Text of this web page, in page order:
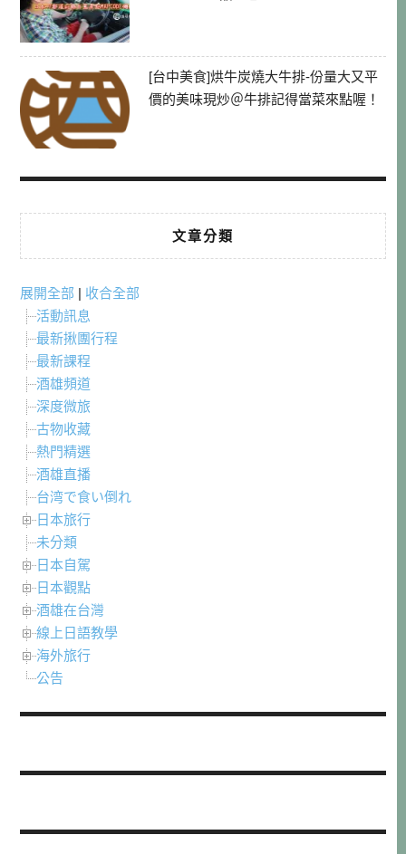
[台中美食]烘牛炭燒大牛排-份量大又平
價的美味現炒＠牛排記得當菜來點喔！
文章分類
展開全部 | 收合全部
活動訊息
最新揪團行程
最新課程
酒雄頻道
深度微旅
古物收藏
熱門精選
酒雄直播
台湾で食い倒れ
日本旅行
未分類
日本自駕
日本觀點
酒雄在台灣
線上日語教學
海外旅行
公告